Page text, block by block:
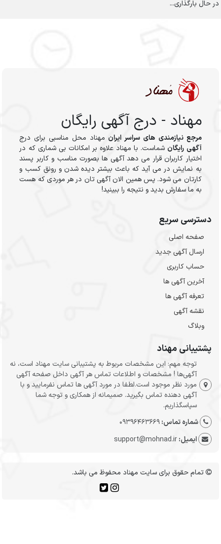
در حال بارگذاری...
مهناد - درج آگهی رایگان
مرجع نیازمندی های سراسر ایران مهناد محل مناسبی برای درج
آگهی رایگان شماست. با مهناد علاوه بر امکانات بی شماری که در
اختیار کاربران قرار می دهد آگهی ها بصورت مناسب و کاربر پسند
به نمایش در می آید که باعث بیشتر دیده شدن و رونق کسب و
کارتان می شود. پس همین الان آگهی تان در هر موردی که هست
به ما سفارش بدید و نتیجه را ببینید!
دسترسی سریع
صفحه اصلی
ارسال‌ آگهی جدید
حساب کاربری
آخرین آگهی ها
تعرفه آگهی ها
نقشه آگهی
وبلاگ
پشتیبانی مهناد
توجه مهم: این مشخصات مربوط به پشتیبانی سایت مهناد است، نه
آگهی‌ها ! مشخصات و اطلاعات تماس هر آگهی داخل صفحه آگهی
مورد نظر موجود است.لطفا در مورد آگهی ها تماس نفرمایید و با
آگهی دهنده تماس بگیرید. صمیمانه از همکاری و توجه شما
سپاسگذاریم.
شماره تماس:09396463669
ایمیل:support@mohnad.ir
تمام حقوق برای سایت مهناد محفوظ می باشد.